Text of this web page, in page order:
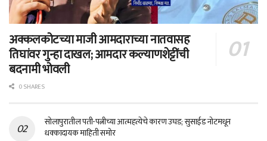
अक्कलकोटच्या माजी आमदाराच्या नातवासह
तिघांवर गुन्हा दाखल; आमदार कल्याणशेट्टींची
बदनामी भोवली
0 SHARES
सोलापुरातील पती-पत्नीच्या आत्महत्येचे कारण उघड; सुसाईड नोटमधून
धक्कादायक माहिती समोर